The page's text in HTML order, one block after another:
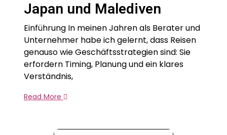
Japan und Malediven
Einführung In meinen Jahren als Berater und
Unternehmer habe ich gelernt, dass Reisen
genauso wie Geschäftsstrategien sind: Sie
erfordern Timing, Planung und ein klares
Verständnis,
Read More